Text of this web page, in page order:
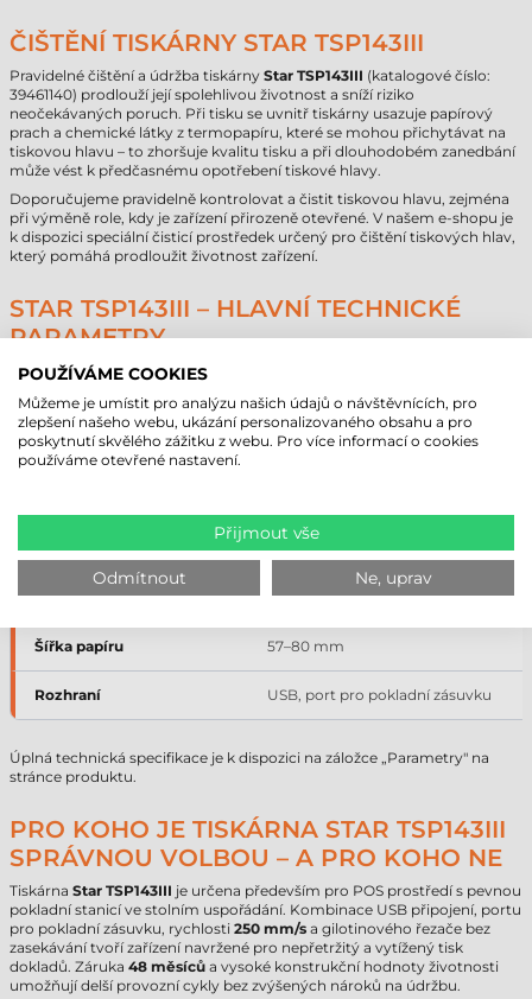
ČIŠTĚNÍ TISKÁRNY STAR TSP143III
Pravidelné čištění a údržba tiskárny Star TSP143III (katalogové číslo:
39461140) prodlouží její spolehlivou životnost a sníží riziko
neočekávaných poruch. Při tisku se uvnitř tiskárny usazuje papírový
prach a chemické látky z termopapíru, které se mohou přichytávat na
tiskovou hlavu – to zhoršuje kvalitu tisku a při dlouhodobém zanedbání
může vést k předčasnému opotřebení tiskové hlavy.
Doporučujeme pravidelně kontrolovat a čistit tiskovou hlavu, zejména
při výměně role, kdy je zařízení přirozeně otevřené. V našem e-shopu je
k dispozici speciální čisticí prostředek určený pro čištění tiskových hlav,
který pomáhá prodloužit životnost zařízení.
STAR TSP143III – HLAVNÍ TECHNICKÉ
PARAMETRY
Technický parametr Hodnota
Provedení stolní
Rychlost tisku 250 mm/s
Rozlišení 203 dpi
Šířka papíru 57–80 mm
Rozhraní USB, port pro pokladní zásuvku
Úplná technická specifikace je k dispozici na záložce „Parametry" na
stránce produktu.
PRO KOHO JE TISKÁRNA STAR TSP143III
SPRÁVNOU VOLBOU – A PRO KOHO NE
Tiskárna Star TSP143III je určena především pro POS prostředí s pevnou
pokladní stanicí ve stolním uspořádání. Kombinace USB připojení, portu
pro pokladní zásuvku, rychlosti 250 mm/s a gilotinového řezače bez
zasekávání tvoří zařízení navržené pro nepřetržitý a vytížený tisk
dokladů. Záruka 48 měsíců a vysoké konstrukční hodnoty životnosti
umožňují delší provozní cykly bez zvýšených nároků na údržbu.
POUŽÍVÁME COOKIES
Můžeme je umístit pro analýzu našich údajů o návštěvnících, pro
zlepšení našeho webu, ukázání personalizovaného obsahu a pro
poskytnutí skvělého zážitku z webu. Pro více informací o cookies
používáme otevřené nastavení.
Přijmout vše
Odmítnout Ne, uprav